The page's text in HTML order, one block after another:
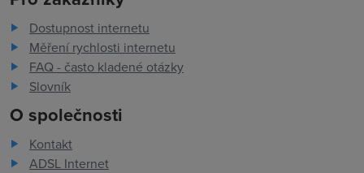
Dostupnost internetu
Měření rychlosti internetu
FAQ - často kladené otázky
Slovník
O společnosti
Kontakt
ADSL Internet